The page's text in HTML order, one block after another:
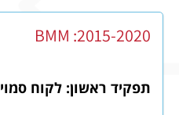
2015-2020: BMM
תפקיד ראשון: לקוח סמוי